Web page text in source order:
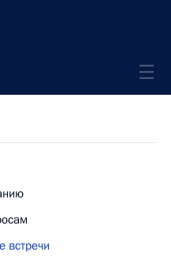
встречи